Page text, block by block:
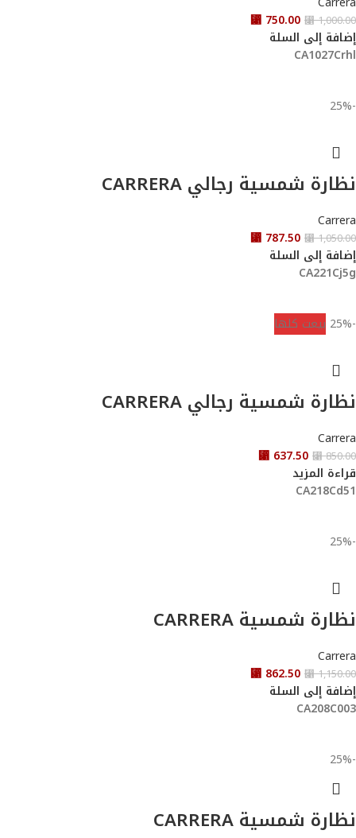
⃁1,000.00
⃁ 750.00
إضافة إلى السلة
CA1027Crhl
-25%
نظارة شمسية رجالي CARRERA
Carrera
⃁1,050.00
⃁ 787.50
إضافة إلى السلة
CA221Cj5g
-25% بيعت كلها
نظارة شمسية رجالي CARRERA
Carrera
⃁850.00
⃁ 637.50
قراءة المزيد
CA218Cd51
-25%
نظارة شمسية CARRERA
Carrera
⃁1,150.00
⃁ 862.50
إضافة إلى السلة
CA208C003
-25%
نظارة شمسية CARRERA